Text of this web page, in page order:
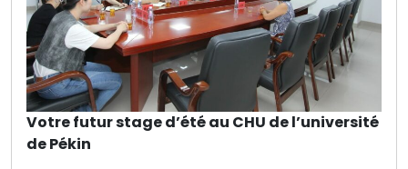
Votre futur stage d’été au CHU de l’université
de Pékin